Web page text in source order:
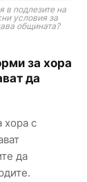
в подлезите на
условия за
общината?
за хора
да
хора с
да